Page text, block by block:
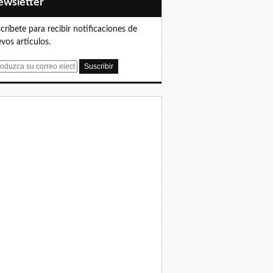
para recibir notificaciones de
artículos.